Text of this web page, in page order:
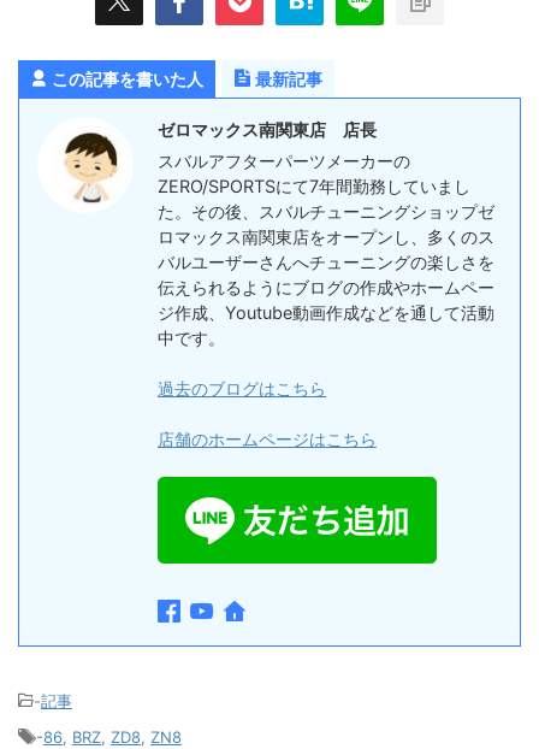
この記事を書いた人 最新記事
ゼロマックス南関東店 店長
スバルアフターパーツメーカーの
ZERO/SPORTSにて7年間勤務していまし
た。その後、スバルチューニングショップゼ
ロマックス南関東店をオープンし、多くのス
バルユーザーさんへチューニングの楽しさを
伝えられるようにブログの作成やホームペー
ジ作成、Youtube動画作成などを通して活動
中です。
過去のブログはこちら
店舗のホームページはこちら
-記事
-86 BRZ ZD8 ZN8